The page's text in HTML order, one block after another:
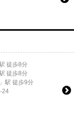
徒歩8分
徒歩8分
」駅 徒歩9分
24